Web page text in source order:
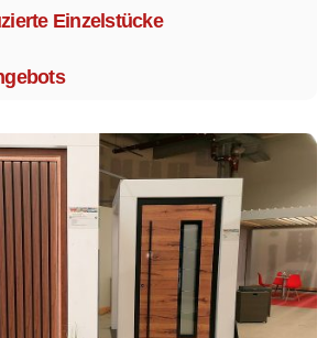
Ausführungen.
Einzelstücke